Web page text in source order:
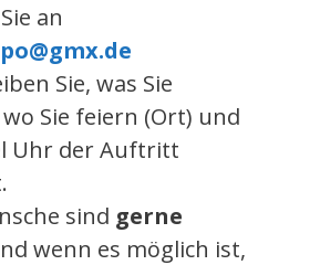
an
Sie, was Sie
Sie feiern (Ort) und
Uhr der Auftritt
sind gerne
wenn es möglich ist,